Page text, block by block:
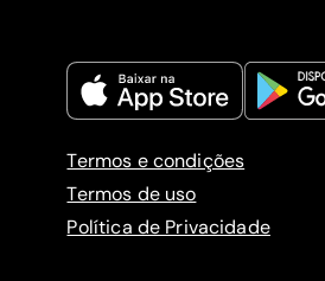
Termos e condições
Termos de uso
Política de Privacidade